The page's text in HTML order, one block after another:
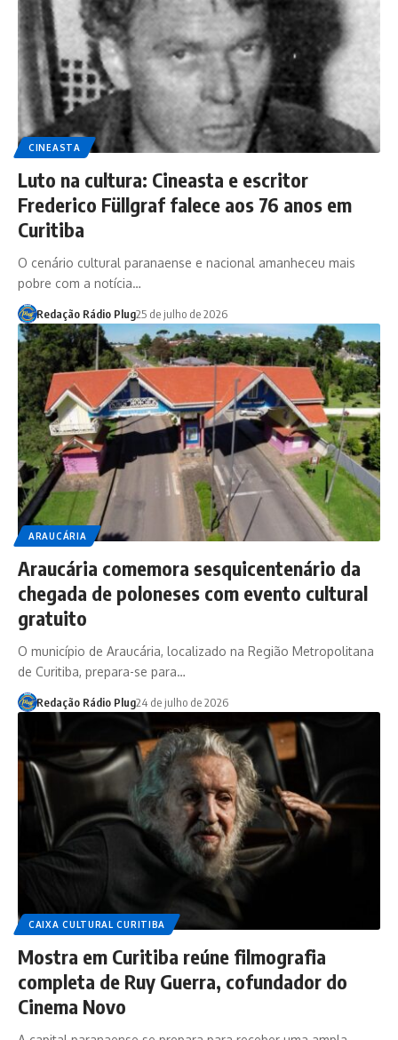
CINEASTA
Luto na cultura: Cineasta e escritor
Frederico Füllgraf falece aos 76 anos em
Curitiba
O cenário cultural paranaense e nacional amanheceu mais
pobre com a notícia…
Redação Rádio Plug25 de julho de 2026
ARAUCÁRIA
Araucária comemora sesquicentenário da
chegada de poloneses com evento cultural
gratuito
O município de Araucária, localizado na Região Metropolitana
de Curitiba, prepara-se para…
Redação Rádio Plug24 de julho de 2026
CAIXA CULTURAL CURITIBA
Mostra em Curitiba reúne filmografia
completa de Ruy Guerra, cofundador do
Cinema Novo